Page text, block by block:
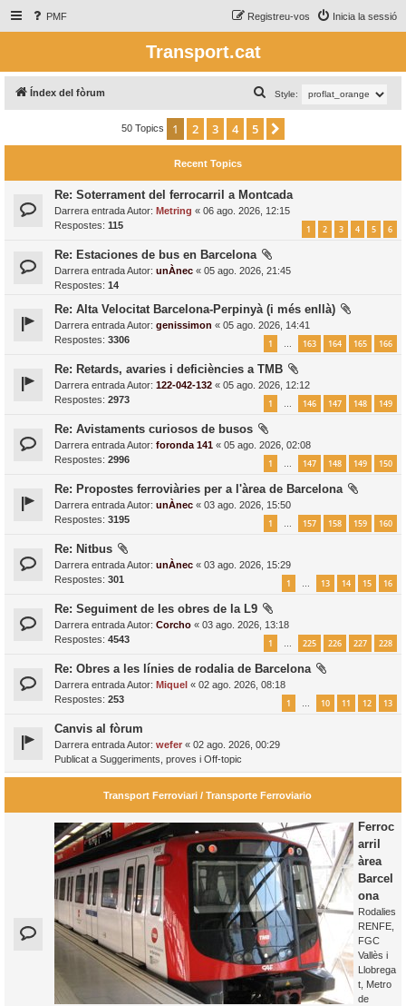
PMF Inicia la sessió
Registreu-vos
Transport.cat
Índex del fòrum Style:
e
a
50 Topics 1 2 3 4 5
Recent Topics
Re: Soterrament del ferrocarril a Montcada
Darrera entrada Autor: Metring « 06 ago. 2026, 12:15
Respostes: 115 1 2 3 4 5 6
Re: Estaciones de bus en Barcelona
Darrera entrada Autor: unÀnec « 05 ago. 2026, 21:45
Respostes: 14
Re: Alta Velocitat Barcelona-Perpinyà (i més enllà)
Darrera entrada Autor: genissimon « 05 ago. 2026, 14:41
Respostes: 3306 1 … 163 164 165 166
Re: Retards, avaries i deficiències a TMB
Darrera entrada Autor: 122-042-132 « 05 ago. 2026, 12:12
Respostes: 2973 1 … 146 147 148 149
Re: Avistaments curiosos de busos
Darrera entrada Autor: foronda 141 « 05 ago. 2026, 02:08
Respostes: 2996 1 … 147 148 149 150
Re: Propostes ferroviàries per a l'àrea de Barcelona
Darrera entrada Autor: unÀnec « 03 ago. 2026, 15:50
Respostes: 3195 1 … 157 158 159 160
Re: Nitbus
Darrera entrada Autor: unÀnec « 03 ago. 2026, 15:29
Respostes: 301 1 … 13 14 15 16
Re: Seguiment de les obres de la L9
Darrera entrada Autor: Corcho « 03 ago. 2026, 13:18
Respostes: 4543 1 … 225 226 227 228
Re: Obres a les línies de rodalia de Barcelona
Darrera entrada Autor: Miquel « 02 ago. 2026, 08:18
Respostes: 253 1 … 10 11 12 13
Canvis al fòrum
Darrera entrada Autor: wefer « 02 ago. 2026, 00:29
Publicat a Suggeriments, proves i Off-topic
Transport Ferroviari / Transporte Ferroviario
Ferroc
arril
àrea
Barcel
ona
Rodalies
RENFE,
FGC
Vallès i
Llobrega
t, Metro
de